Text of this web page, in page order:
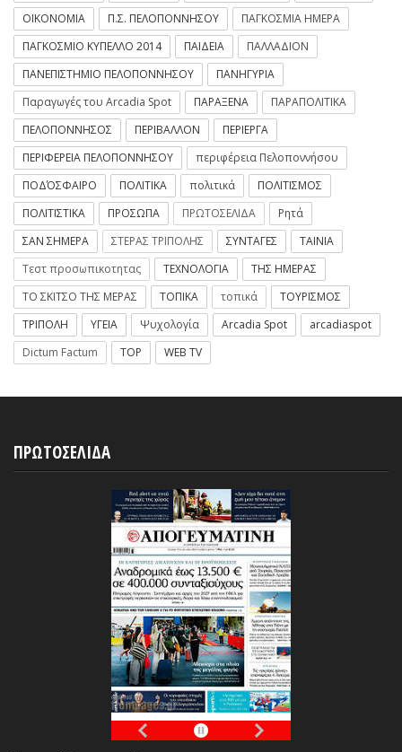
ΟΙΚΟΝΟΜΙΑ
Π.Σ. ΠΕΛΟΠΟΝΝΗΣΟΥ
ΠΑΓΚΟΣΜΙΑ ΗΜΕΡΑ
ΠΑΓΚΟΣΜΙΟ ΚΥΠΕΛΛΟ 2014
ΠΑΙΔΕΙΑ
ΠΑΛΛΑΔΙΟΝ
ΠΑΝΕΠΙΣΤΗΜΙΟ ΠΕΛΟΠΟΝΝΗΣΟΥ
ΠΑΝΗΓΥΡΙΑ
Παραγωγές του Arcadia Spot
ΠΑΡΑΞΕΝΑ
ΠΑΡΑΠΟΛΙΤΙΚΑ
ΠΕΛΟΠΟΝΝΗΣΟΣ
ΠΕΡΙΒΑΛΛΟΝ
ΠΕΡΙΕΡΓΑ
ΠΕΡΙΦΕΡΕΙΑ ΠΕΛΟΠΟΝΝΗΣΟΥ
περιφέρεια Πελοποννήσου
ΠΟΔΌΣΦΑΙΡΟ
ΠΟΛΙΤΙΚΑ πολιτικά
ΠΟΛΙΤΙΣΜΟΣ
ΠΟΛΙΤΙΣΤΙΚΑ
ΠΡΟΣΩΠΑ ΠΡΩΤΟΣΕΛΙΔΑ
Ρητά
ΣΑΝ ΣΗΜΕΡΑ
ΣΤΕΡΑΣ ΤΡΙΠΟΛΗΣ ΣΥΝΤΑΓΕΣ
ΤΑΙΝΙΑ
Τεστ προσωπικοτητας
ΤΕΧΝΟΛΟΓΙΑ
ΤΗΣ ΗΜΕΡΑΣ
ΤΟ ΣΚΙΤΣΟ ΤΗΣ ΜΕΡΑΣ
ΤΟΠΙΚΑ τοπικά
ΤΟΥΡΙΣΜΟΣ
ΤΡΙΠΟΛΗ
ΥΓΕΙΑ Ψυχολογία Arcadia Spot
arcadiaspot
Dictum Factum
TOP WEB TV
ΠΡΩΤΟΣΕΛΙΔΑ